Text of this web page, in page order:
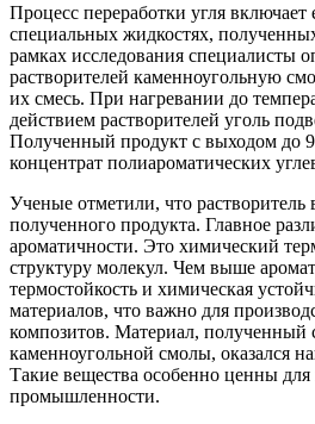
Процесс переработки угля включает
специальных жидкостях,
рамках исследования специалисты
растворителей каменноугольную
их смесь. При нагревании до
действием растворителей уголь
Полученный продукт с выходом до
концентрат полиароматических
Ученые отметили, что растворитель
полученного продукта. Главное
ароматичности. Это химический
структуру молекул. Чем выше
термостойкость и химическая
материалов, что важно для
композитов. Материал, полученный
каменноугольной смолы, оказался
Такие вещества особенно ценны
промышленности.